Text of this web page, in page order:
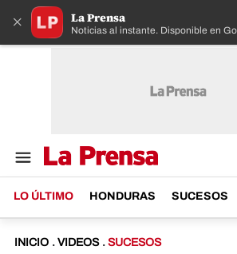
× La Prensa
Noticias al instante. Disponible en
LO ÚLTIMO HONDURAS SUCESOS
INICIO . VIDEOS . SUCESOS